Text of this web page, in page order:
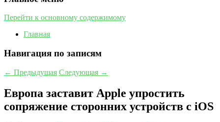
Перейти к основному содержимому
Главная
Навигация по записям
← Предыдущая Следующая →
Европа заставит Apple упростить
сопряжение сторонних устройств с iOS